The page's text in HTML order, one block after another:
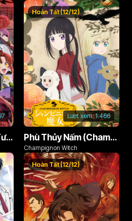
Đứa Con Của Thần Tượng (Phần 3)
Lượt xem:1.466
Hoàn Tất (12/12)
Phù Thủy Nấm (Champignon no Majo)
Champignon Witch
Hoàn Tất (12/12)